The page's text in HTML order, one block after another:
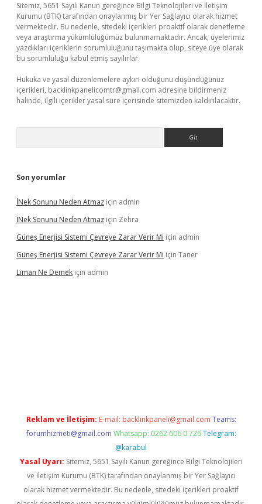
Sitemiz, 5651 Sayılı Kanun gereğince Bilgi Teknolojileri ve İletişim
Kurumu (BTK) tarafından onaylanmış bir Yer Sağlayıcı olarak hizmet
vermektedir. Bu nedenle, sitedeki içerikleri proaktif olarak denetleme
veya araştırma yükümlülüğümüz bulunmamaktadır. Ancak, üyelerimiz
yazdıkları içeriklerin sorumluluğunu taşımakta olup, siteye üye olarak
bu sorumluluğu kabul etmiş sayılırlar.
Hukuka ve yasal düzenlemelere aykırı olduğunu düşündüğünüz
içerikleri, backlinkpanelicomtr@gmail.com adresine bildirmeniz
halinde, ilgili içerikler yasal süre içerisinde sitemizden kaldırılacaktır.
Son yorumlar
İNek Sonunu Neden Atmaz için admin
İNek Sonunu Neden Atmaz için Zehra
Güneş Enerjisi Sistemi Çevreye Zarar Verir Mi için admin
Güneş Enerjisi Sistemi Çevreye Zarar Verir Mi için Taner
Liman Ne Demek için admin
Reklam ve İletişim: E-mail: backlinkpaneli@gmail.com Teams:
forumhizmeti@gmail.com Whatsapp: 0262 606 0 726 Telegram:
@karabul
Yasal Uyarı: Sitemiz, 5651 Sayılı Kanun gereğince Bilgi Teknolojileri
ve İletişim Kurumu (BTK) tarafından onaylanmış bir Yer Sağlayıcı
olarak hizmet vermektedir. Bu nedenle, sitedeki içerikleri proaktif